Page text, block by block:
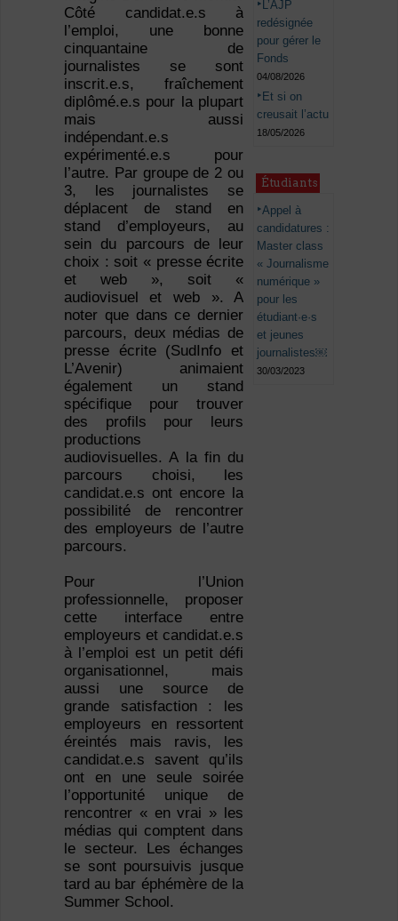
Côté candidat.e.s à
l’emploi, une bonne
cinquantaine de
journalistes se sont
inscrit.e.s, fraîchement
diplômé.e.s pour la plupart
mais aussi
indépendant.e.s
expérimenté.e.s pour
l’autre. Par groupe de 2 ou
3, les journalistes se
déplacent de stand en
stand d’employeurs, au
sein du parcours de leur
choix : soit « presse écrite
et web », soit «
audiovisuel et web ». A
noter que dans ce dernier
parcours, deux médias de
presse écrite (SudInfo et
L’Avenir) animaient
également un stand
spécifique pour trouver
des profils pour leurs
productions
audiovisuelles. A la fin du
parcours choisi, les
candidat.e.s ont encore la
possibilité de rencontrer
des employeurs de l’autre
parcours.
Pour l’Union
professionnelle, proposer
cette interface entre
employeurs et candidat.e.s
à l’emploi est un petit défi
organisationnel, mais
aussi une source de
grande satisfaction : les
employeurs en ressortent
éreintés mais ravis, les
candidat.e.s savent qu’ils
ont en une seule soirée
l’opportunité unique de
rencontrer « en vrai » les
médias qui comptent dans
le secteur. Les échanges
se sont poursuivis jusque
tard au bar éphémère de la
Summer School.
L’AJP
redésignée
pour gérer le
Fonds
04/08/2026
Et si on
creusait l’actu
18/05/2026
Étudiants
Appel à
candidatures :
Master class
« Journalisme
numérique »
pour les
étudiant·e·s
et jeunes
journalistes￼
30/03/2023